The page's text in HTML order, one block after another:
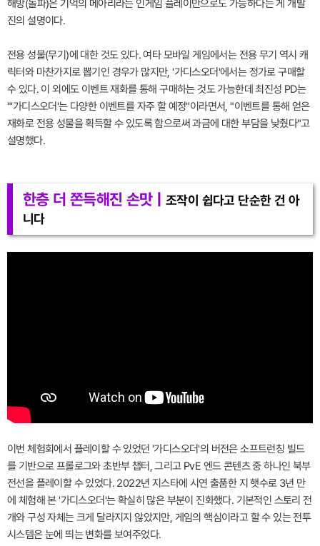
해방(돌파)은 기억의 메아리라는 인게임 플레이만으로도 가능하다는 게 개발
진의 설명이다.
전용 성물(무기)에 대한 것도 있다. 여타 모바일 게임에서는 전용 무기 역시 캐
릭터와 마찬가지로 뽑기인 경우가 많지만, '가디스오더'에서는 정가로 구매할
수 있다. 이 외에도 이벤트 재화를 통해 구매하는 것도 가능한데 최진성 PD는
"'가디스오더'는 다양한 이벤트를 자주 할 예정"이라면서, "이벤트를 통해 얻은
재화로 전용 성물을 획득할 수 있도록 함으로써 과금에 대한 부담을 낮췄다"고
설명했다.
한층 더 쫀득해진 손맛 | 조작이 쉽다고 단순한 건 아
니다
이번 체험회에서 플레이할 수 있었던 '가디스오더'의 버전은 소프트런칭 빌드
를 기반으로 프롤로그와 초반부 챕터, 그리고 PvE 엔드 콘텐츠 중 하나인 북부
전선을 플레이할 수 있었다. 2022년 지스타에 시연 출품한 지 햇수로 3년 만
에 체험해 본 '가디스오더'는 확실히 많은 부분이 진화했다. 기본적인 스토리 전
개와 구성 자체는 크게 달라지지 않았지만, 게임의 핵심이라고 할 수 있는 전투
시스템은 눈에 띄는 변화를 보여주었다.